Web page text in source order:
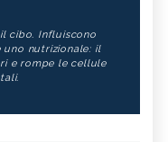
cibo. Influiscono
nutrizionale: il
e rompe le cellule